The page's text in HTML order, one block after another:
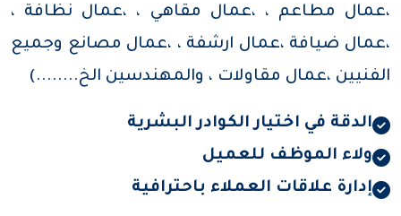
،عمال مطاعم ، ،عمال مقاهي ، ،عمال نظافة ،
،عمال ضيافة ،عمال ارشفة ، ،عمال مصانع وجميع
الفنيين ،عمال مقاولات ، والمهندسين الخ........)
الدقة في اختيار الكوادر البشرية
ولاء الموظف للعميل
إدارة علاقات العملاء باحترافية